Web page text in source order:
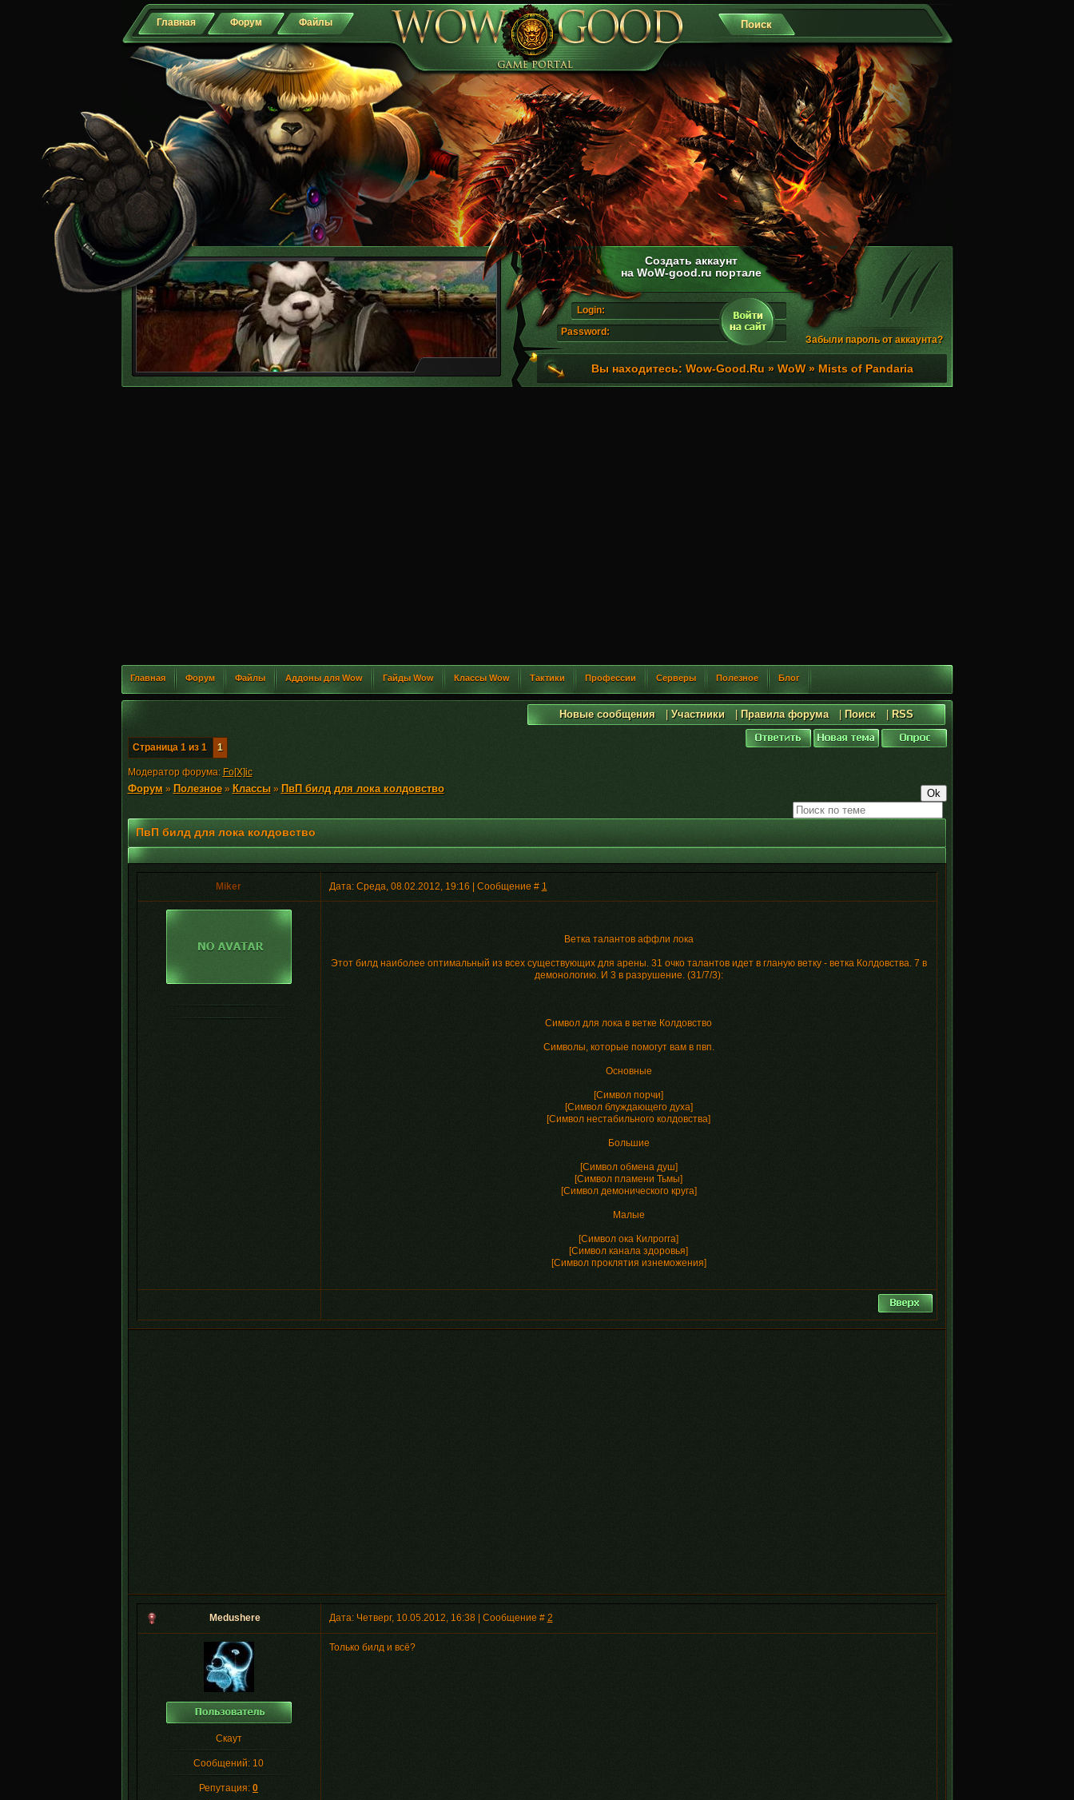
Главная Форум Файлы
Создать аккаунт
на WoW-good.ru портале
Login:
Password:
Забыли пароль от аккаунта?
Вы находитесь: Wow-Good.Ru » WoW » Mists of Pandaria
Главная Форум Файлы Аддоны для Wow Гайды Wow Классы Wow Тактики Профессии Серверы Полезное Блог
Новые сообщения| Участники| Правила форума| Поиск| RSS
Страница 1из 1 1
Модератор форума: Fo[X]ic
Форум» Полезное» Классы» ПвП билд для лока колдовство
ПвП билд для лока колдовство
Miker Дата: Среда, 08.02.2012, 19:16 | Сообщение # 1
Ветка талантов аффли лока
Этот билд наиболее оптимальный из всех существующих для арены. 31 очко талантов идет в гланую ветку - ветка Колдовства. 7 в
демонологию. И 3 в разрушение. (31/7/3):
Символ для лока в ветке Колдовство
Символы, которые помогут вам в пвп.
Основные
[Символ порчи]
[Символ блуждающего духа]
[Символ нестабильного колдовства]
Большие
[Символ обмена душ]
[Символ пламени Тьмы]
[Символ демонического круга]
Малые
[Символ ока Килрогга]
[Символ канала здоровья]
[Символ проклятия изнеможения]
Medushere Дата: Четверг, 10.05.2012, 16:38 | Сообщение # 2
Скаут
Сообщений: 10
Репутация: 0
Только билд и всё?